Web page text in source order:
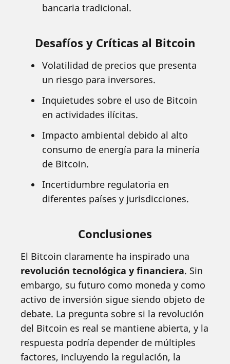
bancaria tradicional.
Desafíos y Críticas al Bitcoin
Volatilidad de precios que presenta
un riesgo para inversores.
Inquietudes sobre el uso de Bitcoin
en actividades ilícitas.
Impacto ambiental debido al alto
consumo de energía para la minería
de Bitcoin.
Incertidumbre regulatoria en
diferentes países y jurisdicciones.
Conclusiones
El Bitcoin claramente ha inspirado una
revolución tecnológica y financiera. Sin
embargo, su futuro como moneda y como
activo de inversión sigue siendo objeto de
debate. La pregunta sobre si la revolución
del Bitcoin es real se mantiene abierta, y la
respuesta podría depender de múltiples
factores, incluyendo la regulación, la